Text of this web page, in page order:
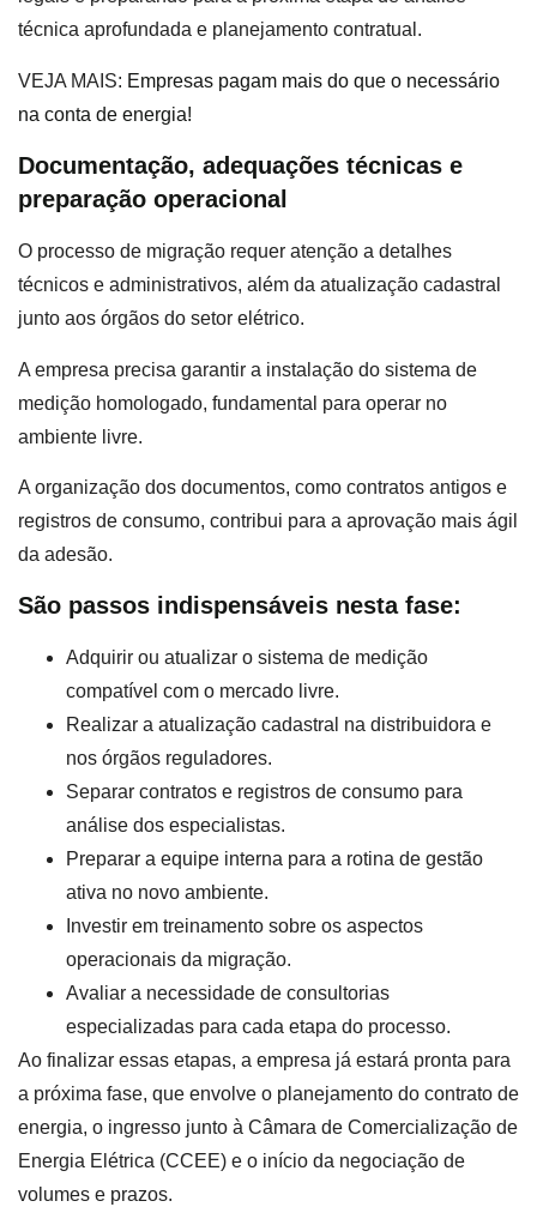
técnica aprofundada e planejamento contratual.
VEJA MAIS: Empresas pagam mais do que o necessário
na conta de energia!
Documentação, adequações técnicas e
preparação operacional
O processo de migração requer atenção a detalhes
técnicos e administrativos, além da atualização cadastral
junto aos órgãos do setor elétrico.
A empresa precisa garantir a instalação do sistema de
medição homologado, fundamental para operar no
ambiente livre.
A organização dos documentos, como contratos antigos e
registros de consumo, contribui para a aprovação mais ágil
da adesão.
São passos indispensáveis nesta fase:
Adquirir ou atualizar o sistema de medição
compatível com o mercado livre.
Realizar a atualização cadastral na distribuidora e
nos órgãos reguladores.
Separar contratos e registros de consumo para
análise dos especialistas.
Preparar a equipe interna para a rotina de gestão
ativa no novo ambiente.
Investir em treinamento sobre os aspectos
operacionais da migração.
Avaliar a necessidade de consultorias
especializadas para cada etapa do processo.
Ao finalizar essas etapas, a empresa já estará pronta para
a próxima fase, que envolve o planejamento do contrato de
energia, o ingresso junto à Câmara de Comercialização de
Energia Elétrica (CCEE) e o início da negociação de
volumes e prazos.